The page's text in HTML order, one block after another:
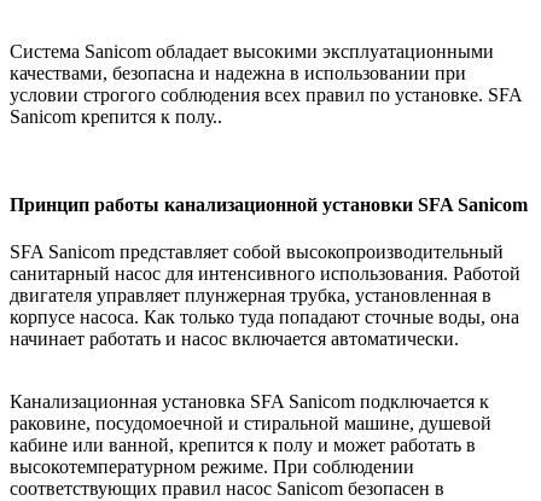
Система Sanicom обладает высокими эксплуатационными
качествами, безопасна и надежна в использовании при
условии строгого соблюдения всех правил по установке. SFA
Sanicom крепится к полу..
Принцип работы канализационной установки SFA Sanicom
SFA Sanicom представляет собой высокопроизводительный
санитарный насос для интенсивного использования. Работой
двигателя управляет плунжерная трубка, установленная в
корпусе насоса. Как только туда попадают сточные воды, она
начинает работать и насос включается автоматически.
Канализационная установка SFA Sanicom подключается к
раковине, посудомоечной и стиральной машине, душевой
кабине или ванной, крепится к полу и может работать в
высокотемпературном режиме. При соблюдении
соответствующих правил насос Sanicom безопасен в